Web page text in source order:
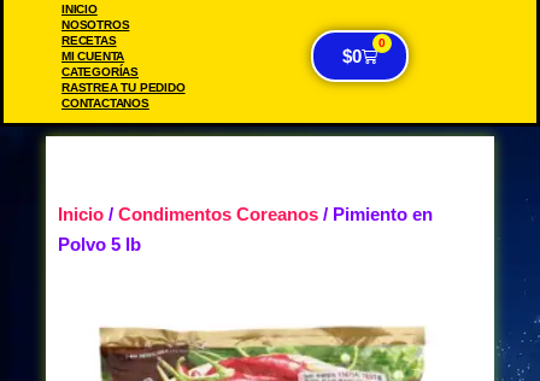
INICIO
NOSOTROS
RECETAS
MI CUENTA
CATEGORÍAS
RASTREA TU PEDIDO
CONTACTANOS
$0
0
Inicio / Condimentos Coreanos / Pimiento en
Polvo 5 lb